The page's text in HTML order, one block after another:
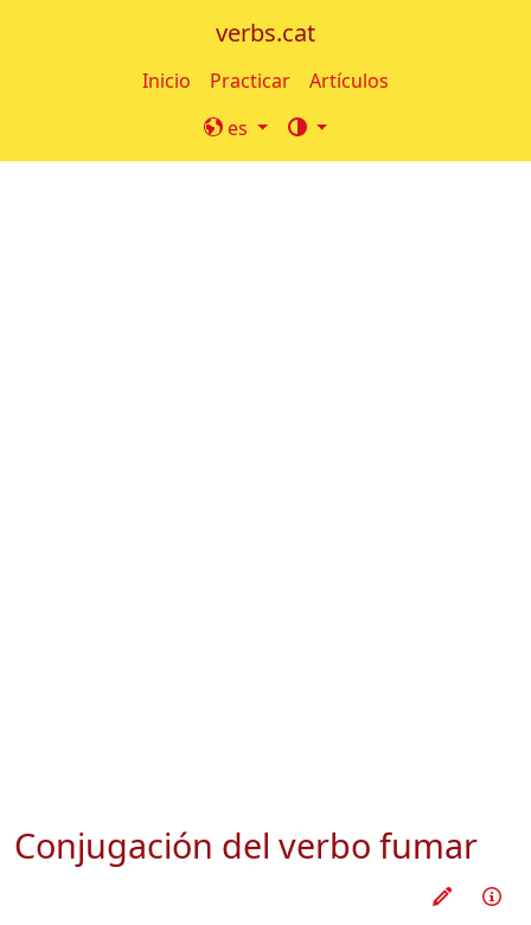
verbs.cat
Inicio Practicar
Artículos
es
Conjugación del verbo fumar